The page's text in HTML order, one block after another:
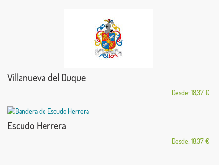
Villanueva del Duque
Desde: 18,37 €
Escudo Herrera
Desde: 18,37 €